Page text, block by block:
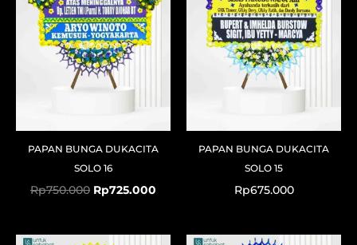
PAPAN BUNGA DUKACITA
SOLO 16
Rp750.000 Rp725.000
PAPAN BUNGA DUKACITA
SOLO 15
Rp675.000